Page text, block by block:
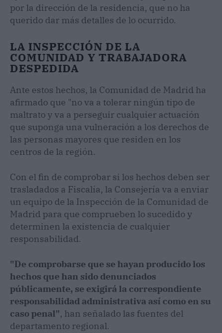
por la dirección de la residencia, que no ha
querido dar más detalles de lo ocurrido.
LA INSPECCIÓN DE LA
COMUNIDAD Y TRABAJADORA
DESPEDIDA
Ante estos hechos, la Comunidad de Madrid ha
afirmado que "no va a tolerar ningún tipo de
maltrato y va a perseguir cualquier actuación
que suponga una vulneración a los derechos de
las personas mayores que residen en los
centros de la región.
Con el fin de comprobar si los hechos deben ser
trasladados a Fiscalía, la Consejería va a enviar
un equipo de la Inspección de la Comunidad de
Madrid para que comprueben lo sucedido y
determinen la existencia de cualquier
responsabilidad.
"De comprobarse que se hayan producido los
hechos que han sido denunciados
públicamente, se exigirá la correspondiente
responsabilidad administrativa así como en su
caso penal", han señalado las fuentes del
departamento regional.